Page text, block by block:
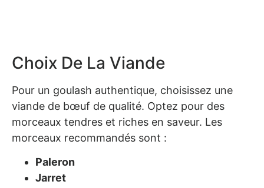
Choix De La Viande
Pour un goulash authentique, choisissez une
viande de bœuf de qualité. Optez pour des
morceaux tendres et riches en saveur. Les
morceaux recommandés sont :
Paleron
Jarret